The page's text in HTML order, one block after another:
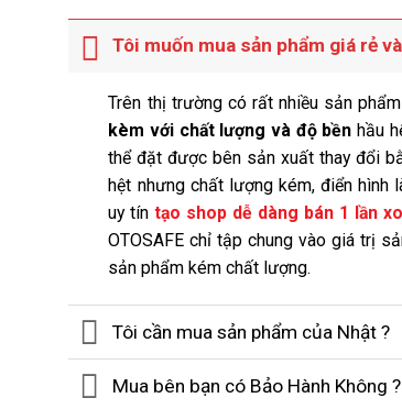
Tôi muốn mua sản phẩm giá rẻ
Trên thị trường có rất nhiều sản
kèm với chất lượng và độ bền hầu
thể đặt được bên sản xuất thay đổi
hệt nhưng chất lượng kém, điển
uy tíntạo shop dễ dàng bán 1 lần
OTOSAFE chỉ tập chung vào giá trị
sản phẩm kém chất lượng.
Tôi cần mua sản phẩm của Nhật ?
Mua bên bạn có Bảo Hành Không ?